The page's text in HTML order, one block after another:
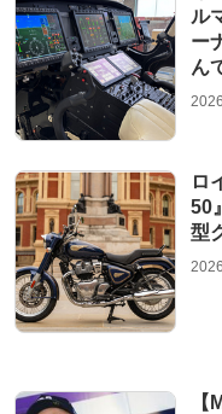
ル
ー
ん
ロ
50
型